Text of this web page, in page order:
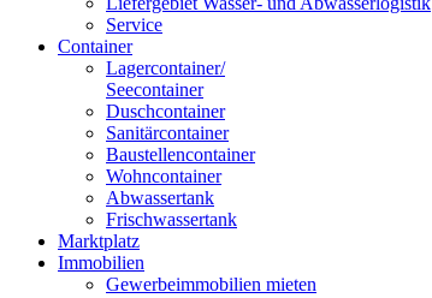
Service
Container
Lagercontainer/
Seecontainer
Duschcontainer
Sanitärcontainer
Baustellencontainer
Wohncontainer
Abwassertank
Frischwassertank
Marktplatz
Immobilien
Gewerbeimmobilien mieten